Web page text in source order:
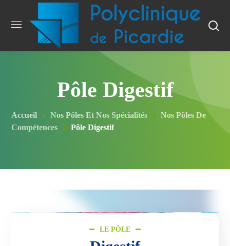
Pôle Digestif
Accueil Nos Pôles Et Nos Spécialités
Nos Pôles De
Compétences
Pôle Digestif
LE PÔLE